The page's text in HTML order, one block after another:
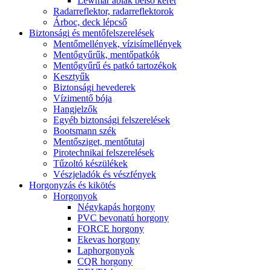
Radarreflektor, radarreflektorok
Árboc, deck lépcső
Biztonsági és mentőfelszerelések
Mentőmellények, vízisímellények
Mentőgyűrűk, mentőpatkók
Mentőgyűrű és patkó tartozékok
Kesztyűk
Biztonsági hevederek
Vízimentő bója
Hangjelzők
Egyéb biztonsági felszerelések
Bootsmann szék
Mentősziget, mentőtutaj
Pirotechnikai felszerelések
Tűzoltó készülékek
Vészjeladók és vészfények
Horgonyzás és kikötés
Horgonyok
Négykapás horgony
PVC bevonatú horgony
FORCE horgony
Ekevas horgony
Laphorgonyok
CQR horgony